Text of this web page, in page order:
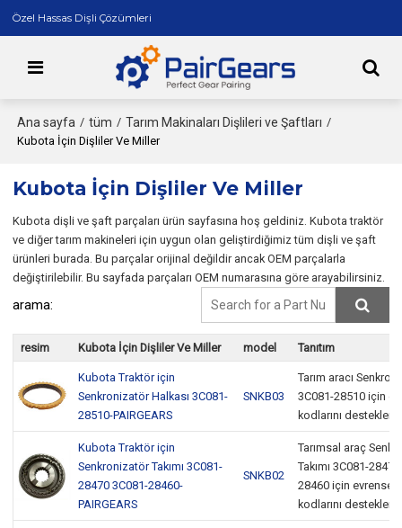
Özel Hassas Dişli Çözümleri
Ana sayfa / tüm / Tarım Makinaları Dişlileri ve Şaftları /
Kubota İçin Dişliler Ve Miller
Kubota İçin Dişliler Ve Miller
Kubota dişli ve şaft parçaları ürün sayfasına hoş geldiniz. Kubota traktör
ve diğer tarım makineleri için uygun olan geliştirdiğimiz tüm dişli ve şaft
ürünleri burada. Bu parçalar orijinal değildir ancak OEM parçalarla
değiştirilebilir. Bu sayfada parçaları OEM numarasına göre arayabilirsiniz.
arama:
resim Kubota İçin Dişliler Ve Miller model Tanıtım
Kubota Traktör için
Senkronizatör Halkası 3C081-
28510-PAIRGEARS
SNKB03
Tarım aracı
3C081-28510 için
kodlarını destekler
Kubota Traktör için
Senkronizatör Takımı 3C081-
28470 3C081-28460-
PAIRGEARS
SNKB02
Tarımsal araç
Takımı 3C081-
28460 için evrensel
kodlarını destekler